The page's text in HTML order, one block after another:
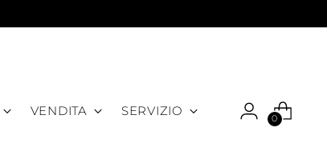
VENDITA SERVIZIO
0